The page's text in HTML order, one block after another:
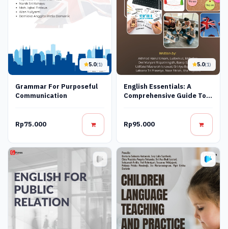
5.0(1)
Grammar For Purposeful
Communication
Rp75.000
5.0(1)
English Essentials: A
Comprehensive Guide To
Rp95.000